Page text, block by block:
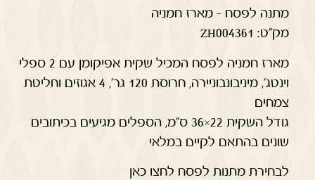
מתנה לפסח – מארז חמניה
מק"ט: ZH004361
מארז חמניה לפסח המכיל שקית אפיקומן עם 2 ספלי
וינטג', מיניבונבוניירה, חרוסת 120 גר', 4 אגוזים וחליטת
צמחים
גודל השקית 22×36 ס"מ, הספלים מגיעים בכיתובים
שונים בהתאם לקיים במלאי
לבחירת מתנות לפסח לחצו כאן